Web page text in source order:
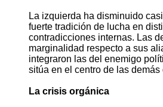
La izquierda ha disminuido
fuerte tradición de lucha en
contradicciones internas. Las
marginalidad respecto a sus
integraron las del enemigo
sitúa en el centro de las
La crisis orgánica